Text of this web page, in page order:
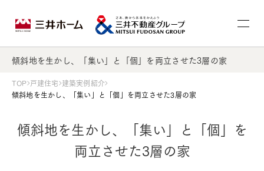
傾斜地を生かし、「集い」と「個」を両立させた3層の家
TOP 戸建住宅 建築実例紹介
傾斜地を生かし、「集い」と「個」を両立させた3層の家
傾斜地を生かし、「集い」と「個」を
両立させた3層の家